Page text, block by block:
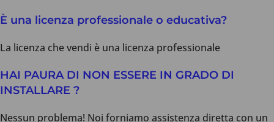
È una licenza professionale o educativa?
La licenza che vendi è una licenza professionale
HAI PAURA DI NON ESSERE IN GRADO DI
INSTALLARE ?
Nessun problema! Noi forniamo assistenza diretta con un